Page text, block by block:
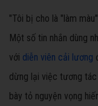
"Tôi bị cho là "làm
Một số tin nhắn dùng
với diễn viên cải lương
dừng lại việc tương
bày tỏ nguyện vọng